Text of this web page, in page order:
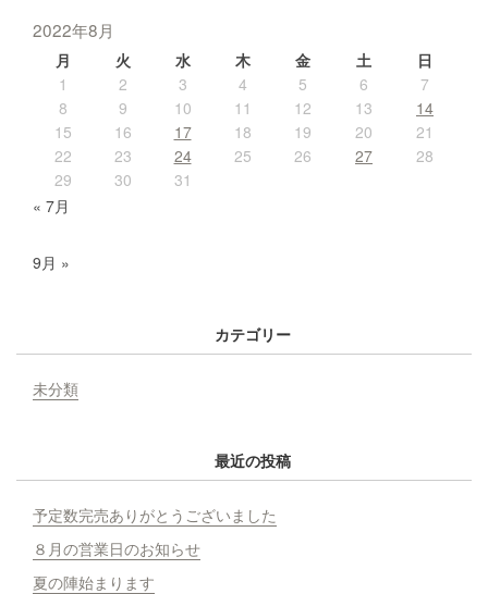
2022年8月
月 火 水 木 金 土
日
1
2 3 4 5 6
7
8
9 10 11 12 13
14
15
16 17 18 19 20
21
22
23 24 25 26 27
28
29
30
31
« 7月
9月 »
カテゴリー
未分類
最近の投稿
予定数完売ありがとうございました
８月の営業日のお知らせ
夏の陣始まります